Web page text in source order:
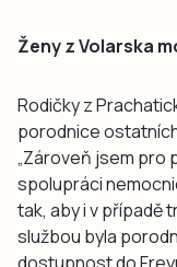
Ženy z Volarska
Rodičky z
porodnice
„Zároveň jsem pro
spolupráci
tak, aby i v případě
službou byla